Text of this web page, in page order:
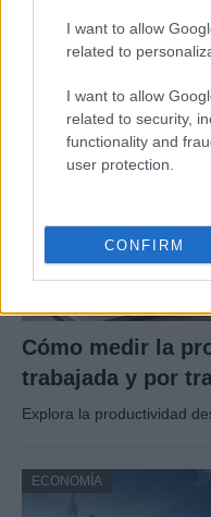
I want to allow
related to
I want to allow
related to security,
functionality and
user protection.
CONFIRM
Huelga de Groundforce
Cómo medir la
trabajada y por
Explora la productividad
ECONOMÍA